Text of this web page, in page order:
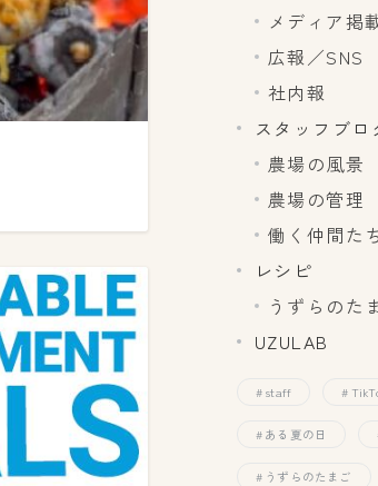
メディア掲
広報／SNS
社内報
スタッフブロ
農場の風景
農場の管理
働く仲間たち
レシピ
うずらのた
UZULAB
staff
ある夏の日
うずらのたまご